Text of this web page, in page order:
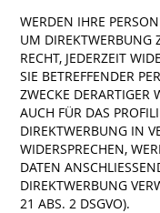
WERDEN IHRE
UM DIREKTWERBUNG
RECHT, JEDERZEIT
SIE BETREFFENDER
ZWECKE DERARTIGER
AUCH FÜR DAS
DIREKTWERBUNG IN
WIDERSPRECHEN,
DATEN
DIREKTWERBUNG
21 ABS. 2 DSGVO).